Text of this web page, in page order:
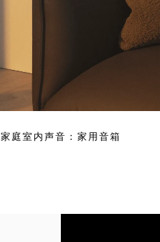
家庭室内声音：家用音箱